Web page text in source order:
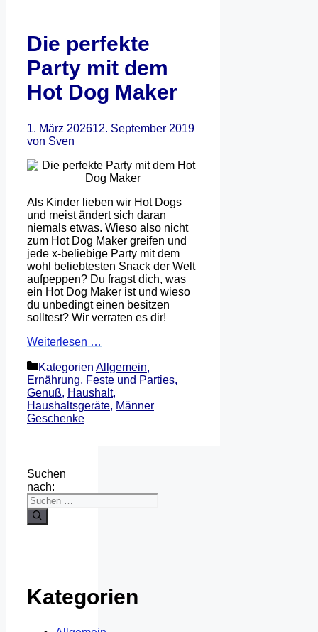
Die perfekte
Party mit dem
Hot Dog Maker
1. März 202612. September 2019
von Sven
Als Kinder lieben wir Hot Dogs
und meist ändert sich daran
niemals etwas. Wieso also nicht
zum Hot Dog Maker greifen und
jede x-beliebige Party mit dem
wohl beliebtesten Snack der Welt
aufpeppen? Du fragst dich, was
ein Hot Dog Maker ist und wieso
du unbedingt einen besitzen
solltest? Wir verraten es dir!
Weiterlesen …
Kategorien Allgemein,
Ernährung, Feste und Parties,
Genuß, Haushalt,
Haushaltsgeräte, Männer
Geschenke
Suchen
nach:
Kategorien